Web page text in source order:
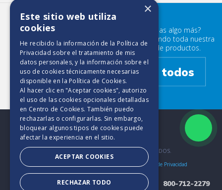
Elite Maxirollo 500 HD
¿Buscabas algo más?
Prueba mirando toda nuestra
familia de productos.
Ver todos
2025. TODOS LOS DERECHOS RESERVADOS.
Políticas de Privacidad
800-712-2279
×
Este sitio web utiliza
cookies
He recibido la información de la Política de
Privacidad sobre el tratamiento de mis
datos personales, y la información sobre el
uso de cookies técnicamente necesarias
disponible en la Política de Cookies.
Al hacer clic en "Aceptar cookies", autorizo
el uso de las cookies opcionales detalladas
en Centro de Cookies. También puedo
rechazarlas o configurarlas. Sin embargo,
bloquear algunos tipos de cookies puede
afectar la experiencia en el sitio.
ACEPTAR COOKIES
RECHAZAR TODO